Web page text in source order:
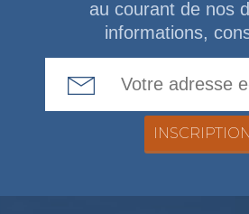
au courant de nos
informations,